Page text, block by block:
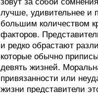
лучше, удивительнее и
большим количеством
факторов.
и редко обрастают
которые обычно
девять жизней.
привязанности или
жизни представители